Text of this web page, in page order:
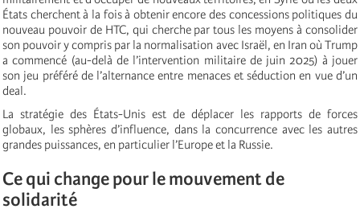
États cherchent à la fois à obtenir encore des concessions politiques du
nouveau pouvoir de HTC, qui cherche par tous les moyens à consolider
son pouvoir y compris par la normalisation avec Israël, en Iran où Trump
a commencé (au-delà de l’intervention militaire de juin 2025) à jouer
son jeu préféré de l’alternance entre menaces et séduction en vue d’un
deal.
La stratégie des États-Unis est de déplacer les rapports de forces
globaux, les sphères d’influence, dans la concurrence avec les autres
grandes puissances, en particulier l’Europe et la Russie.
Ce qui change pour le mouvement de
solidarité